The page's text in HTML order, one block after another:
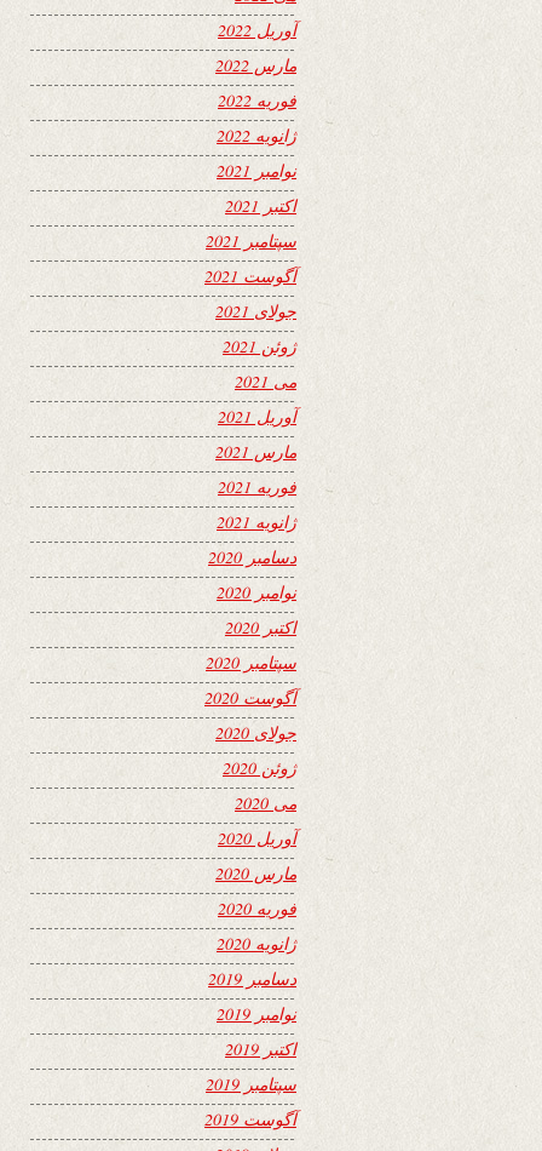
آوریل 2022
مارس 2022
فوریه 2022
ژانویه 2022
نوامبر 2021
اکتبر 2021
سپتامبر 2021
آگوست 2021
جولای 2021
ژوئن 2021
می 2021
آوریل 2021
مارس 2021
فوریه 2021
ژانویه 2021
دسامبر 2020
نوامبر 2020
اکتبر 2020
سپتامبر 2020
آگوست 2020
جولای 2020
ژوئن 2020
می 2020
آوریل 2020
مارس 2020
فوریه 2020
ژانویه 2020
دسامبر 2019
نوامبر 2019
اکتبر 2019
سپتامبر 2019
آگوست 2019